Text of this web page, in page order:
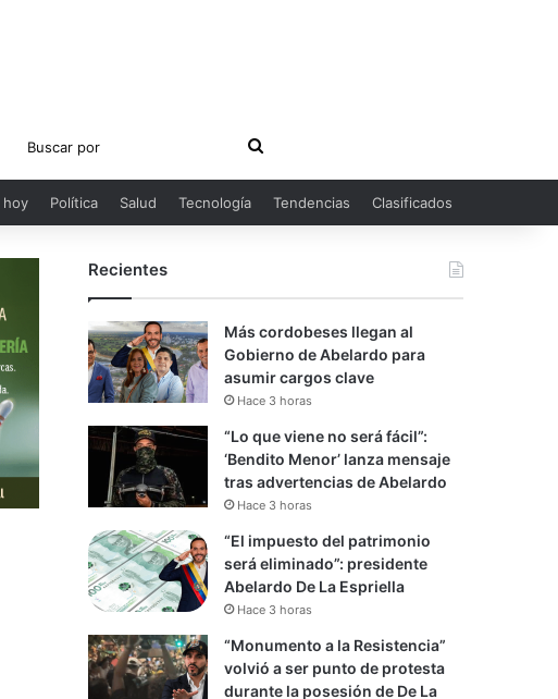
Buscar
por
hoy Política Salud Tecnología Tendencias Clasificados
Recientes
Más cordobeses llegan al
Gobierno de Abelardo para
asumir cargos clave
Hace 3 horas
“Lo que viene no será fácil”:
‘Bendito Menor’ lanza mensaje
tras advertencias de Abelardo
Hace 3 horas
“El impuesto del patrimonio
será eliminado”: presidente
Abelardo De La Espriella
Hace 3 horas
“Monumento a la Resistencia”
volvió a ser punto de protesta
durante la posesión de De La